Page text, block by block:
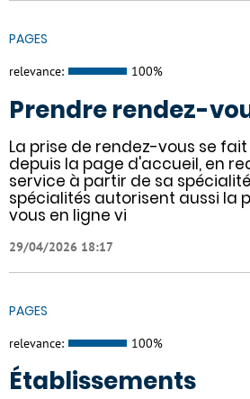
PAGES
relevance: 100%
Prendre rendez-
La prise de rendez-vous se
depuis la page d'accueil, en
service à partir de sa
spécialités autorisent aussi la
vous en ligne vi
29/04/2026 18:17
PAGES
relevance: 100%
Établissements